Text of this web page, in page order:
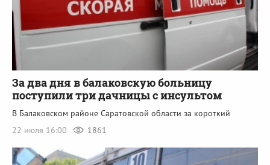
За два дня в балаковскую больницу
поступили три дачницы с инсультом
В Балаковском районе Саратовской области за короткий
22 июля 16:00
1861